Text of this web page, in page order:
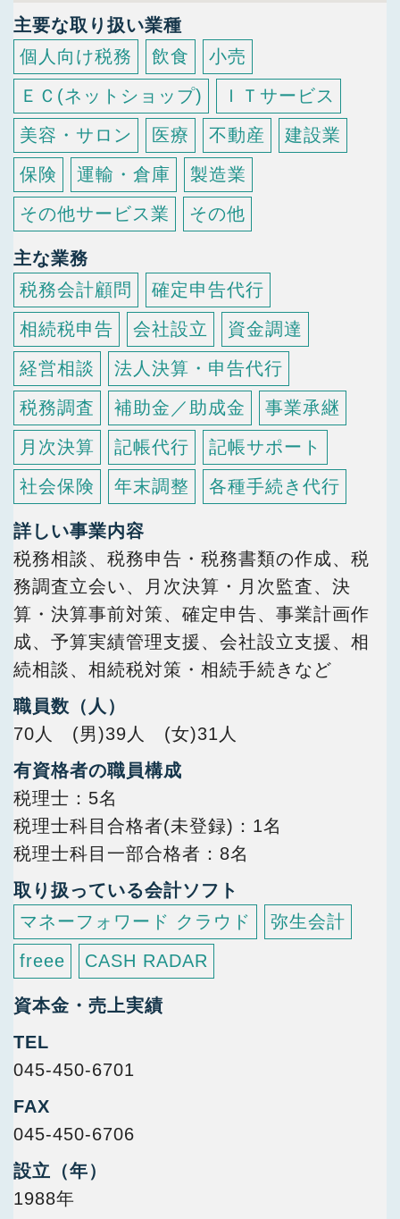
主要な取り扱い業種
個人向け税務
飲食
小売
ＥＣ(ネットショップ)
ＩＴサービス
美容・サロン
医療 不動産
建設業
保険
運輸・倉庫
製造業
その他サービス業
その他
主な業務
税務会計顧問
確定申告代行
相続税申告
会社設立
資金調達
経営相談
法人決算・申告代行
税務調査
補助金／助成金
事業承継
月次決算
記帳代行
記帳サポート
社会保険
年末調整 各種手続き代行
詳しい事業内容
税務相談、税務申告・税務書類の作成、税
務調査立会い、月次決算・月次監査、決
算・決算事前対策、確定申告、事業計画作
成、予算実績管理支援、会社設立支援、相
続相談、相続税対策・相続手続きなど
職員数（人）
70人 (男)39人 (女)31人
有資格者の職員構成
税理士
5名
税理士科目合格者(未登録)
1名
税理士科目一部合格者
8名
取り扱っている会計ソフト
マネーフォワード クラウド
弥生会計
freee
CASH RADAR
資本金・売上実績
TEL
045-450-6701
FAX
045-450-6706
設立（年）
1988年